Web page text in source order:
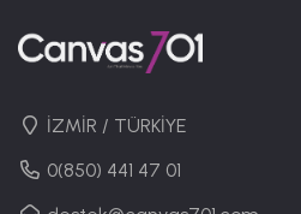
İZMİR / TÜRKİYE
0(850) 441 47 01